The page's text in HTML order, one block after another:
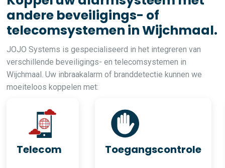
andere beveiligings- of
telecomsystemen in Wijchmaal.
JOJO Systems is gespecialiseerd in het integreren van
verschillende beveiligings- en telecomsystemen in
Wijchmaal. Uw inbraakalarm of branddetectie kunnen we
moeiteloos koppelen met:
Telecom Toegangscontrole